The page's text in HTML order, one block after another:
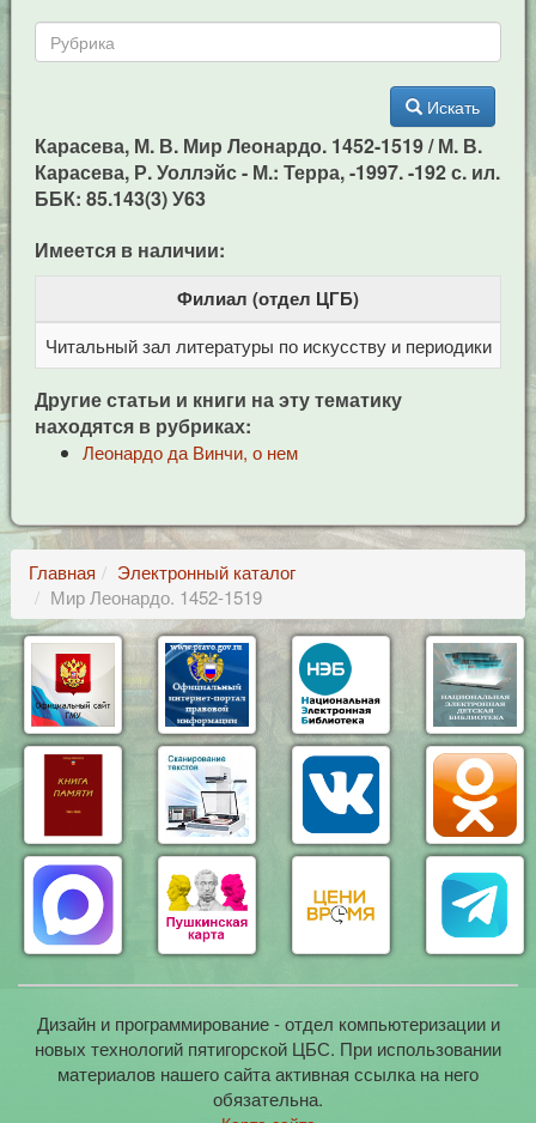
Искать
Карасева, М. В. Мир Леонардо. 1452-1519 / М. В.
Карасева, Р. Уоллэйс - М.: Терра, -1997. -192 с. ил.
ББК: 85.143(3) У63
Имеется в наличии:
Филиал (отдел ЦГБ)
Читальный зал литературы по искусству и периодики
Другие статьи и книги на эту тематику
находятся в рубриках:
Леонардо да Винчи, о нем
Главная
Электронный каталог
Мир Леонардо. 1452-1519
Дизайн и программирование - отдел компьютеризации и
новых технологий пятигорской ЦБС. При использовании
материалов нашего сайта активная ссылка на него
обязательна.